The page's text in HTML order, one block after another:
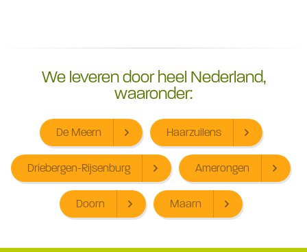
We leveren door heel Nederland,
waaronder:
De Meern Haarzuilens
Driebergen-Rijsenburg Amerongen
Doorn Maarn